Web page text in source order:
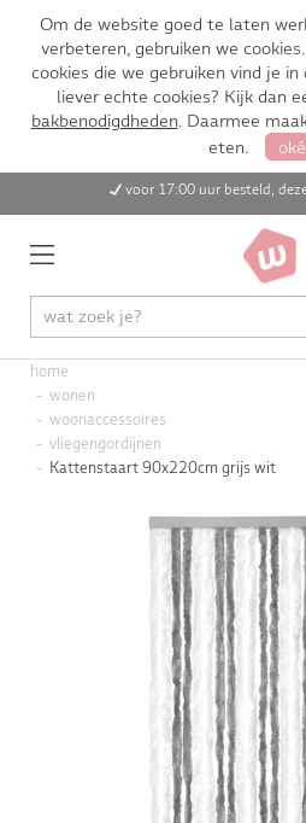
Om de website goed te laten
verbeteren, gebruiken we
cookies die we gebruiken vind je in
liever echte cookies? Kijk dan
bakbenodigdheden. Daarmee
eten.
oké
voor 17:00 uur besteld,
home
wonen
woonaccessoires
vliegengordijnen
Kattenstaart 90x220cm grijs wit